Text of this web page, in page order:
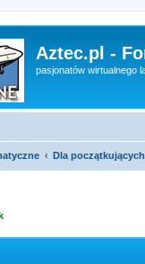
Aztec.pl -
pasjonatów wirtualnego
Dla początkujących